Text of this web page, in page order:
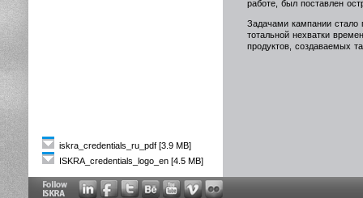
iskra_credentials_ru_pdf [3.9 MB]
ISKRA_credentials_logo_en [4.5 MB]
работе, был поставлен
Задачами кампании стало
тотальной нехватки
продуктов, создаваемых